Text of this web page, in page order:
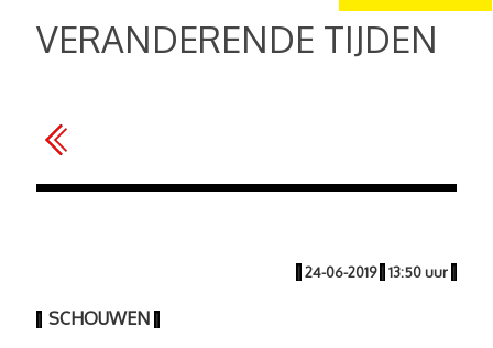
VERANDERENDE TIJDEN
| 24-06-2019 | 13:50 uur |
| SCHOUWEN |